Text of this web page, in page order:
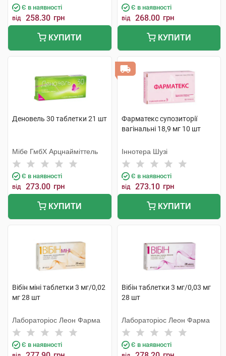
Є в наявності
від 258.30 грн
КУПИТИ
Є в наявності
від 268.00 грн
КУПИТИ
Деновель 30 таблетки 21 шт
Мібе ГмбХ Арцнайміттель
Є в наявності
від 273.00 грн
КУПИТИ
Фарматекс супозиторії
вагінальні 18,9 мг 10 шт
Іннотера Шузі
Є в наявності
від 273.10 грн
КУПИТИ
Вібін міні таблетки 3 мг/0,02
мг 28 шт
Лабораторіос Леон Фарма
Є в наявності
Вібін таблетки 3 мг/0,03 мг
28 шт
Лабораторіос Леон Фарма
Є в наявності